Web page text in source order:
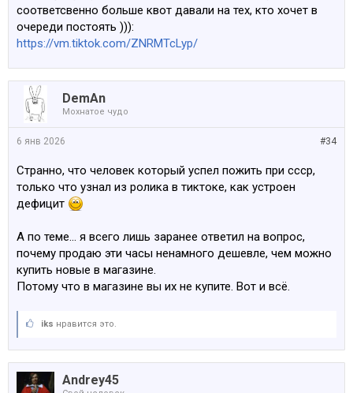
соответсвенно больше квот давали на тех, кто хочет в
очереди постоять ))):
https://vm.tiktok.com/ZNRMTcLyp/
DemAn
Мохнатое чудо
#34
6 янв 2026
Странно, что человек который успел пожить при ссср,
только что узнал из ролика в тиктоке, как устроен
дефицит
А по теме... я всего лишь заранее ответил на вопрос,
почему продаю эти часы ненамного дешевле, чем можно
купить новые в магазине.
Потому что в магазине вы их не купите. Вот и всё.
iks нравится это.
Andrey45